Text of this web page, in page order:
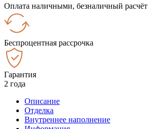
Оплата наличными, безналичный расчёт
Беспроцентная рассрочка
Гарантия
2 года
Описание
Отделка
Внутреннее наполнение